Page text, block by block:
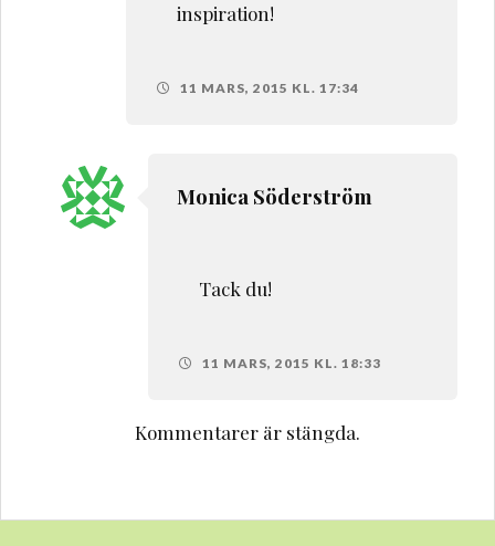
inspiration!
11 MARS, 2015 KL. 17:34
Monica Söderström
Tack du!
11 MARS, 2015 KL. 18:33
Kommentarer är stängda.